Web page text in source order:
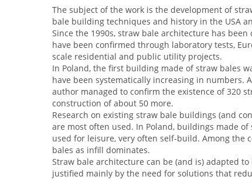
The subject of the work is the development of
bale building techniques and history in the USA
Since the 1990s, straw bale architecture has
have been confirmed through laboratory tests,
scale residential and public utility projects.
In Poland, the first building made of straw bales
have been systematically increasing in numbers.
author managed to confirm the existence of 320
construction of about 50 more.
Research on existing straw bale buildings (and
are most often used. In Poland, buildings made
used for leisure, very often self-build. Among
bales as infill dominates.
Straw bale architecture can be (and is) adapted
justified mainly by the need for solutions that